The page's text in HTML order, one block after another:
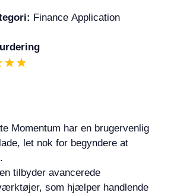
Finance Application
Momentum har en brugervenlig
let nok for begyndere at
tilbyder avancerede
som hjælper handlende